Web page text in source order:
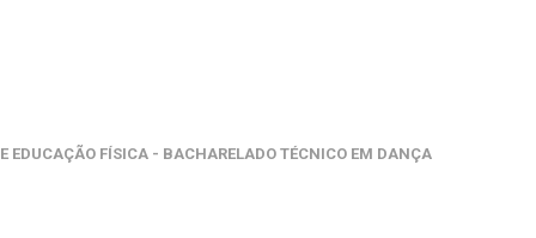
EDUCAÇÃO FÍSICA - BACHARELADO TÉCNICO EM DANÇA